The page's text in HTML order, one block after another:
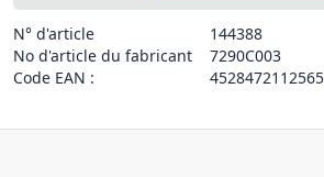
N° d'article
144388
No d'article du fabricant
7290C003
Code EAN :
4528472112565